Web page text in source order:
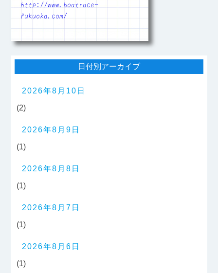
http://www.boatrace-
fukuoka.com/
日付別アーカイブ
2026年8月10日
(2)
2026年8月9日
(1)
2026年8月8日
(1)
2026年8月7日
(1)
2026年8月6日
(1)